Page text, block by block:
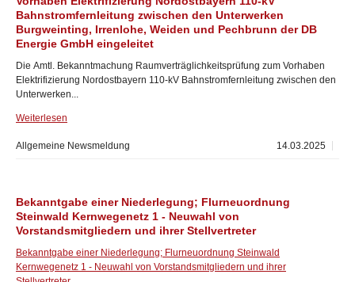
Bahnstromfernleitung zwischen den Unterwerken
Burgweinting, Irrenlohe, Weiden und Pechbrunn der DB
Energie GmbH eingeleitet
Die Amtl. Bekanntmachung Raumverträglichkeitsprüfung zum Vorhaben
Elektrifizierung Nordostbayern 110-kV Bahnstromfernleitung zwischen den
Unterwerken...
Weiterlesen
14.03.2025
Allgemeine Newsmeldung
Bekanntgabe einer Niederlegung; Flurneuordnung
Steinwald Kernwegenetz 1 - Neuwahl von
Vorstandsmitgliedern und ihrer Stellvertreter
Bekanntgabe einer Niederlegung; Flurneuordnung Steinwald
Kernwegenetz 1 - Neuwahl von Vorstandsmitgliedern und ihrer